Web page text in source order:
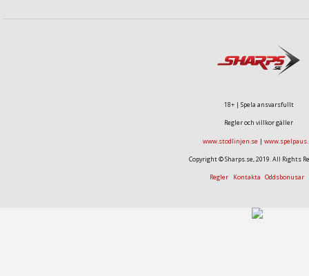
18+ | Spela ansvarsfullt
Regler och villkor gäller
www.stodlinjen.se |
Copyright © Sharps.se, 2019. All Rights
Regler Kontakta Oddsbonusar